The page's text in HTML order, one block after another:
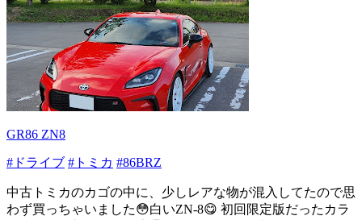
GR86 ZN8
#ドライブ #トミカ #86BRZ
中古トミカのカゴの中に、少しレアな物が混入してたので思
わず買っちゃいました😳白いZN-8😋 初回限定版だったカラ